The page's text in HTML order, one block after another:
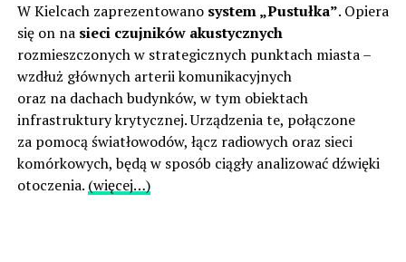
W Kielcach zaprezentowano system „Pustułka”. Opiera
się on na sieci czujników akustycznych
rozmieszczonych w strategicznych punktach miasta –
wzdłuż głównych arterii komunikacyjnych
oraz na dachach budynków, w tym obiektach
infrastruktury krytycznej. Urządzenia te, połączone
za pomocą światłowodów, łącz radiowych oraz sieci
komórkowych, będą w sposób ciągły analizować dźwięki
otoczenia. (więcej…)